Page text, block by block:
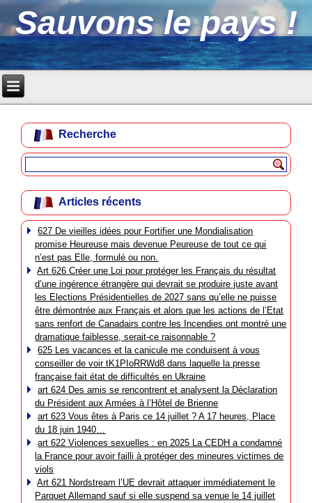
Sauvons le pays !
Recherche
Articles récents
627 De vieilles idées pour Fortifier une Mondialisation
promise Heureuse mais devenue Peureuse de tout ce qui
n’est pas Elle, formulé ou non.
Art 626 Créer une Loi pour protéger les Français du résultat
d’une ingérence étrangère qui devrait se produire juste avant
les Elections Présidentielles de 2027 sans qu’elle ne puisse
être démontrée aux Français et alors que les actions de l’Etat
sans renfort de Canadairs contre les Incendies ont montré une
dramatique faiblesse, serait-ce raisonnable ?
625 Les vacances et la canicule me conduisent à vous
conseiller de voir tK1PIoRRWd8 dans laquelle la presse
française fait état de difficultés en Ukraine
art 624 Des amis se rencontrent et analysent la Déclaration
du Président aux Armées à l’Hôtel de Brienne
art 623 Vous êtes à Paris ce 14 juillet ? A 17 heures, Place
du 18 juin 1940…
art 622 Violences sexuelles : en 2025 La CEDH a condamné
la France pour avoir failli à protéger des mineures victimes de
viols
Art 621 Nordstream l’UE devrait attaquer immédiatement le
Parquet Allemand sauf si elle suspend sa venue le 14 juillet